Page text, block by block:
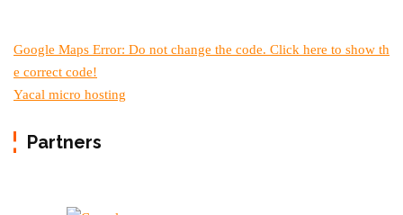
Google Maps Error: Do not change the code. Click here to show th
e correct code!
Yacal micro hosting
Partners